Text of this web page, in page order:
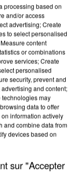
processing based on
and/or access
advertising; Create
to select personalised
content
or combinations
services; Create
personalised
security, prevent and
and content;
technologies may
data to offer
information actively
and combine data from
devices based on
sur "Accepter